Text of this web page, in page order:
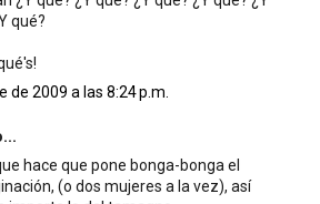
qué?
de 2009 a las 8:24 p.m.
hace que pone bonga-bonga el
(o dos mujeres a la vez), así